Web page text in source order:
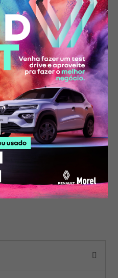
itens apresentados poderão
sugeridos e válidos até
modificados sem aviso prévio.
com um de nossos
Renault
Automáticoem